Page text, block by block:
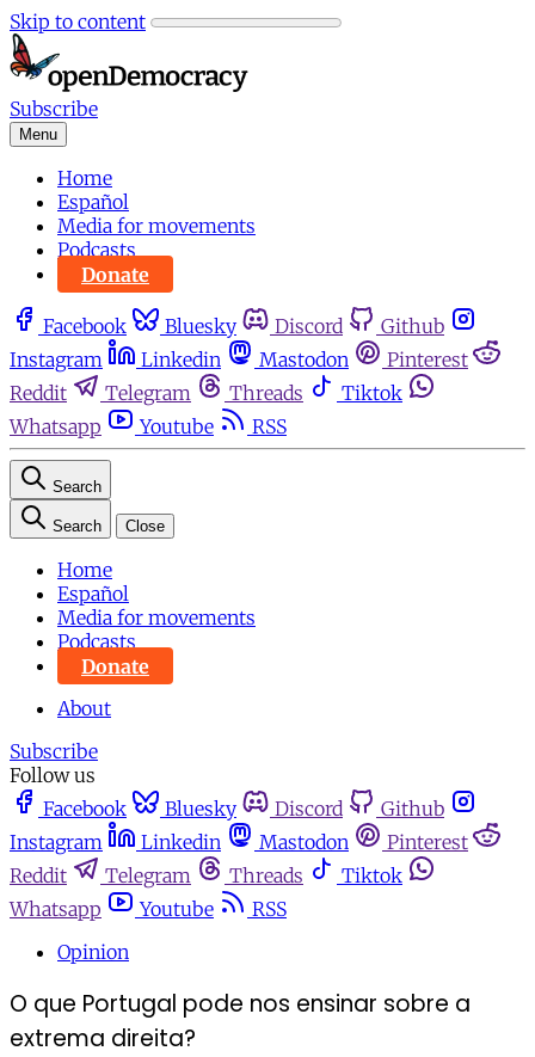
Skip to content
Subscribe
Menu
Home
Español
Media for movements
Podcasts
Donate
Facebook Bluesky Discord
Github
Instagram
Linkedin Mastodon
Pinterest
Reddit
Telegram Threads
Tiktok
Whatsapp
Youtube RSS
Search
Search Close
Home
Español
Media for movements
Podcasts
Donate
About
Subscribe
Follow us
Facebook
Bluesky Discord
Github
Instagram
Linkedin Mastodon
Pinterest
Reddit
Telegram Threads
Tiktok
Whatsapp
Youtube
RSS
Opinion
O que Portugal pode nos ensinar sobre a
extrema direita?